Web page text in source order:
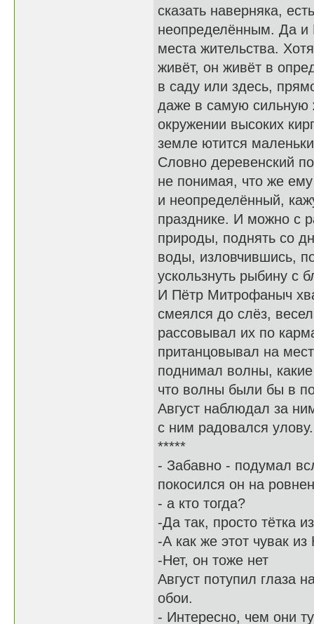
сказать наверняка,
неопределённым. Да и
места жительства.
живёт, он живёт в
в саду или здесь,
даже в самую сильную
окружении высоких
земле ютится
Словно деревенский
не понимая, что же
и неопределённый,
празднике. И можно с
природы, поднять со
воды, изловчившись,
ускользнуть рыбину с
И Пётр Митрофаныч
смеялся до слёз,
рассовывал их по
пританцовывал на
поднимал волны,
что волны были бы в
Август наблюдал за
с ним радовался улову.
*****
- Забавно - подумал
покосился он на
- а кто тогда?
-Да так, просто тётка
-А как же этот чувак
-Нет, он тоже нет
Август потупил глаза
обои.
- Интересно, чем они